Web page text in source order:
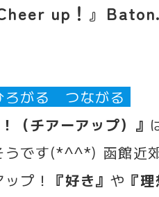
Cheer up！』
がる つながる
（チアーアップ）』
うです(*^^*) 函館近
プ！
『好き』 や 『理